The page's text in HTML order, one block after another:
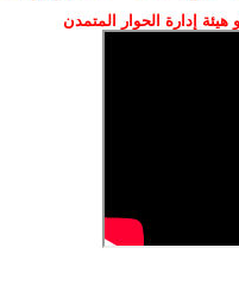
إدارة الحوار المتمدن